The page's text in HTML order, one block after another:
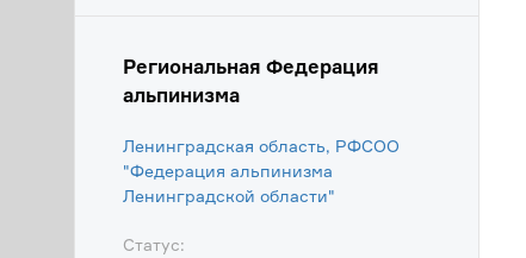
Региональная Федерация
альпинизма
Ленинградская область, РФСОО
"Федерация альпинизма
Ленинградской области"
Статус: